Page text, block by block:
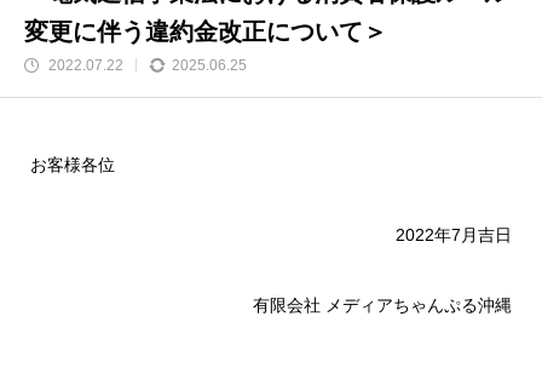
変更に伴う違約金改正について＞
2022.07.22 2025.06.25
お客様各位
2022年7月吉日
有限会社 メディアちゃんぷる沖縄